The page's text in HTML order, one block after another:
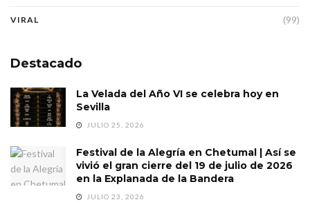
VIRAL (99)
Destacado
La Velada del Año VI se celebra hoy en
Sevilla
JULIO 25, 2026
Festival de la Alegría en Chetumal | Así se
vivió el gran cierre del 19 de julio de 2026
en la Explanada de la Bandera
JULIO 23, 2026